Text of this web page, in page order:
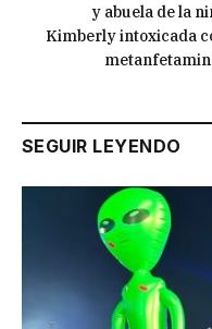
y abuela de la
Kimberly intoxicada
SEGUIR LEYENDO